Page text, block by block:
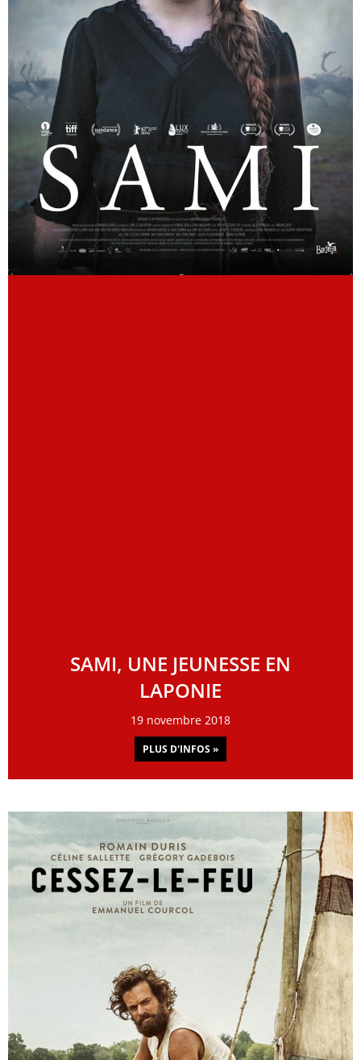
SAMI, UNE JEUNESSE EN
LAPONIE
19 novembre 2018
PLUS D'INFOS »